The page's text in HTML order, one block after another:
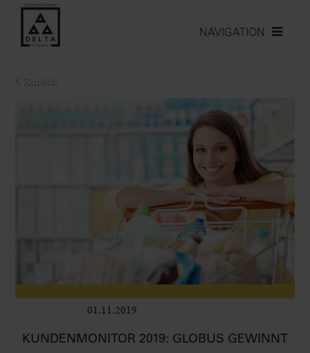
NAVIGATION
01.11.2019
KUNDENMONITOR 2019: GLOBUS GEWINNT